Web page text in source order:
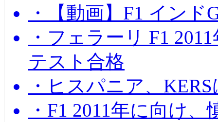
・【動画】F1 イン
・フェラーリ F1
テスト合格
・ヒスパニア、
・F1 2011年に向け